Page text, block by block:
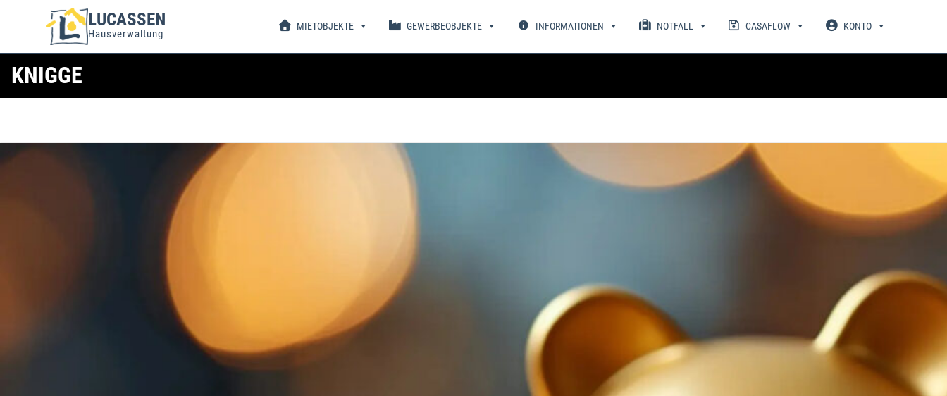
LUCASSEN
Hausverwaltung
MIETOBJEKTE GEWERBEOBJEKTE INFORMATIONEN NOTFALL CASAFLOW KONTO
KNIGGE